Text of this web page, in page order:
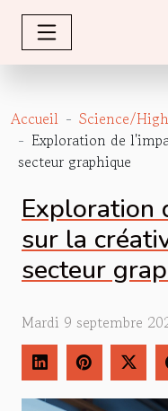
Accueil
Science/
Exploration de
secteur graphique
Exploration
sur la
secteur
Mardi 9 septembre